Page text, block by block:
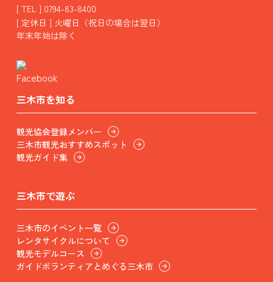
[ TEL ] 0794-83-8400
[ 定休日 ] 火曜日（祝日の場合は翌日）
年末年始は除く
三木市を知る
観光協会登録メンバー
三木市観光おすすめスポット
観光ガイド集
三木市で遊ぶ
三木市のイベント一覧
レンタサイクルについて
観光モデルコース
ガイドボランティアとめぐる三木市